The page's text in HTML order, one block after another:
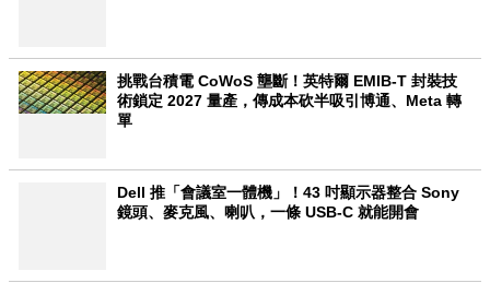
挑戰台積電 CoWoS 壟斷！英特爾 EMIB-T 封裝技
術鎖定 2027 量產，傳成本砍半吸引博通、Meta 轉
單
Dell 推「會議室一體機」！43 吋顯示器整合 Sony
鏡頭、麥克風、喇叭，一條 USB-C 就能開會